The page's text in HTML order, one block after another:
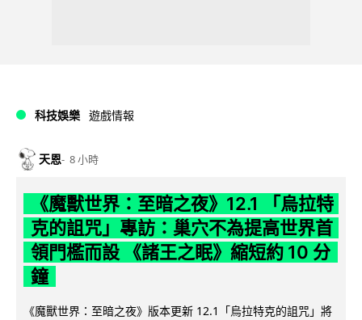
科技娛樂 遊戲情報
天恩 8 小時
《魔獸世界：至暗之夜》12.1 「烏拉特
克的詛咒」專訪：巢穴不為提高世界首
領門檻而設 《諸王之眠》縮短約 10 分
鐘
《魔獸世界：至暗之夜》版本更新 12.1「烏拉特克的詛咒」將